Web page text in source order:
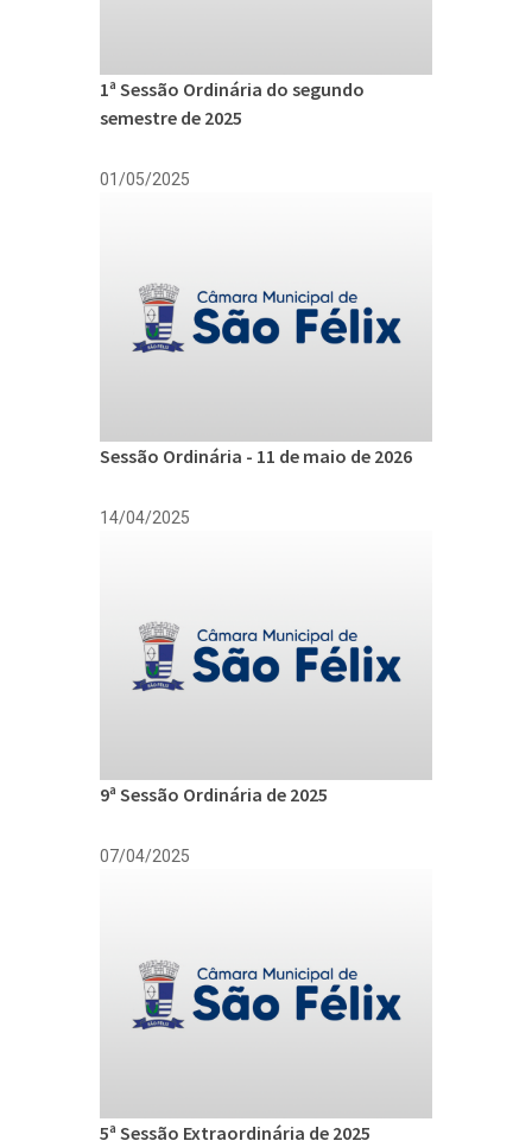
1ª Sessão Ordinária do segundo
semestre de 2025
01/05/2025
Sessão Ordinária - 11 de maio de 2026
14/04/2025
9ª Sessão Ordinária de 2025
07/04/2025
5ª Sessão Extraordinária de 2025